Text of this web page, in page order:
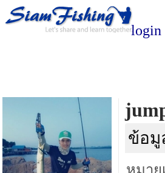
login
ข้อมู